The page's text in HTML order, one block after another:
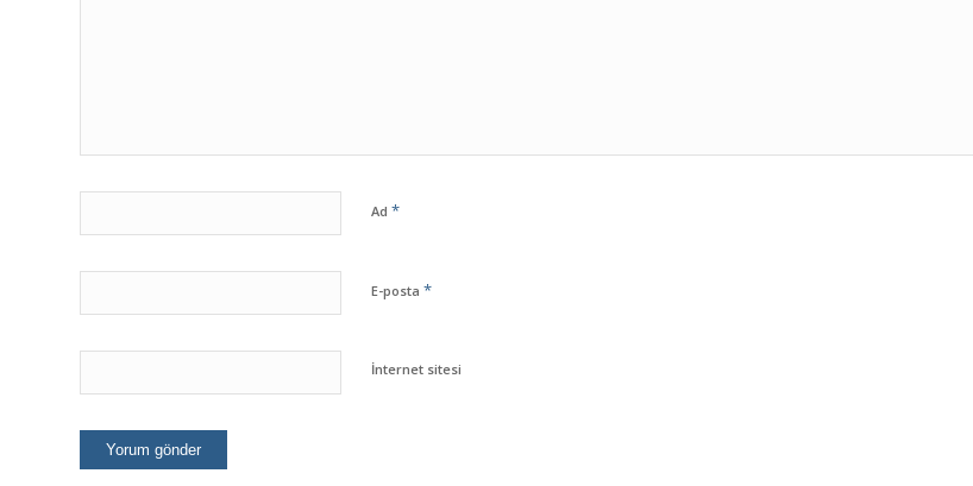
Ad *
E-posta *
İnternet sitesi